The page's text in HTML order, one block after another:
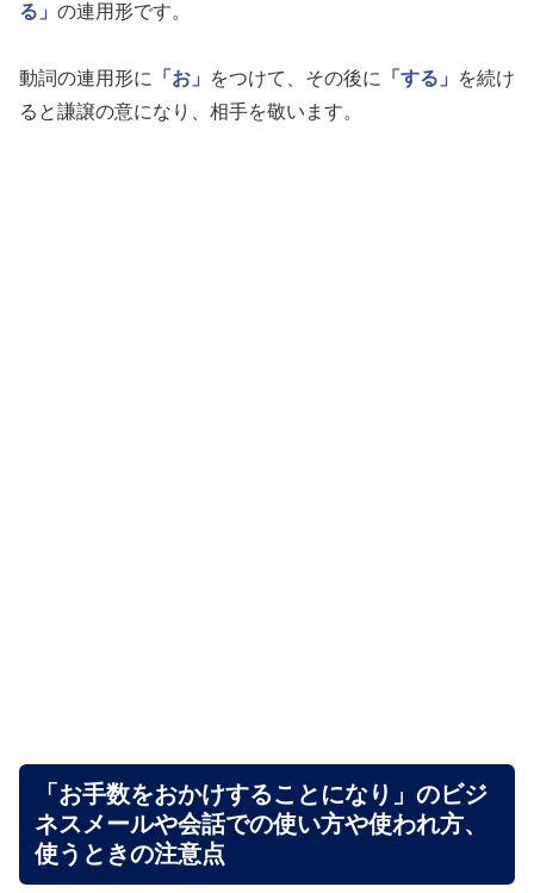
る」 の連用形です。
動詞の連用形に 「お」 をつけて、その後に 「する」
を続け
ると謙譲の意になり、相手を敬います。
「お手数をおかけすることになり」のビジ
ネスメールや会話での使い方や使われ方、
使うときの注意点